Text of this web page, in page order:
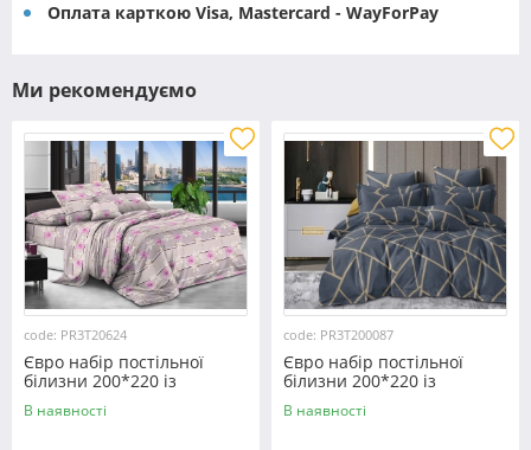
Оплата карткою Visa, Mastercard - WayForPay
Ми рекомендуємо
code: PR3T20624
Євро набір постільної
білизни 200*220 із
полікотону №20624
Черешенка™
В наявності
code: PR3T200087
Євро набір постільної
білизни 200*220 із
полікотону №200087
Черешенька™
В наявності